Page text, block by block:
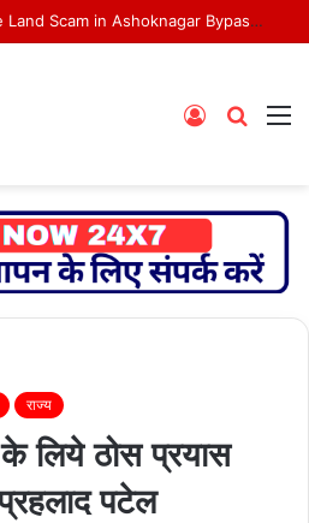
Suspected Multi-Crore Land Scam in Ashoknagar Bypass Project
Search
Log
राज्य
लिये ठोस प्रयास
पटेल